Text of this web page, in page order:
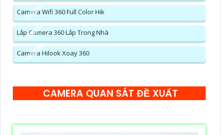
Camera Wifi 360 Full Color Hik
Lắp Camera 360 Lắp Trong Nhà
Camera Hilook Xoay 360
CAMERA QUAN SÁT ĐỀ XUẤT